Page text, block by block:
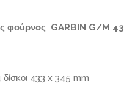
φούρνος GARBIN G/M 43
433 x 345 mm